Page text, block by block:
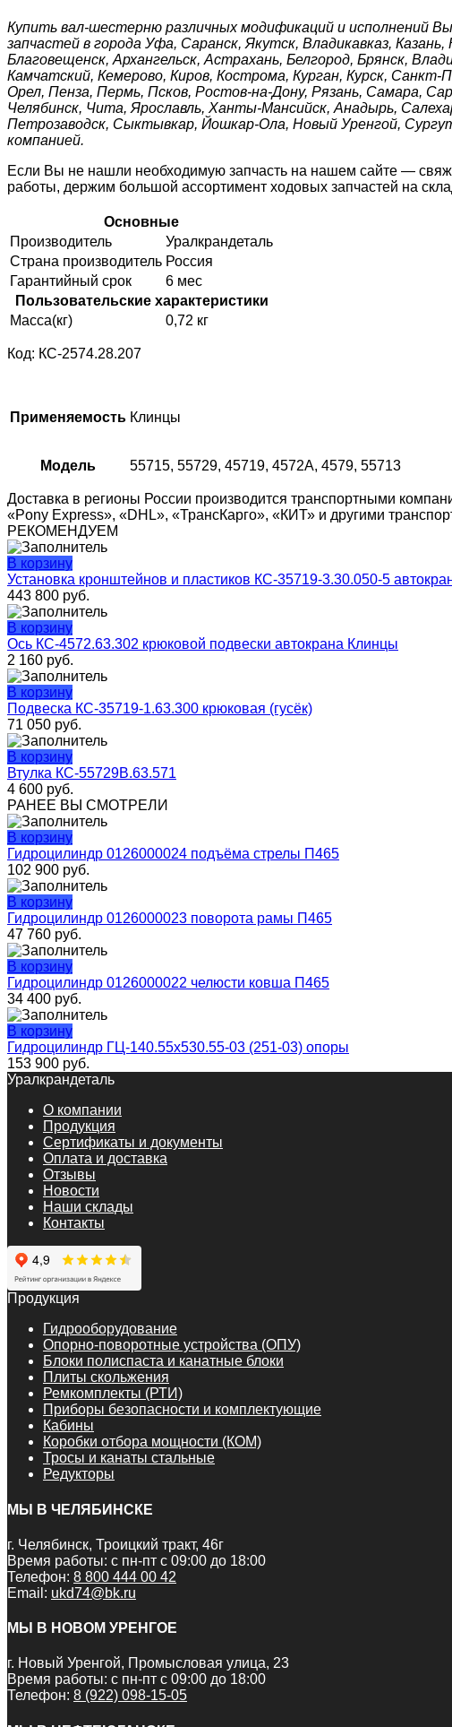
Купить вал-шестерню различных модификаций и исполнений
запчастей в города Уфа, Саранск, Якутск, Владикавказ,
Благовещенск, Архангельск, Астрахань, Белгород, Брянск,
Камчатский, Кемерово, Киров, Кострома, Курган, Курск,
Орел, Пенза, Пермь, Псков, Ростов-на-Дону, Рязань, Самара,
Челябинск, Чита, Ярославль, Ханты-Мансийск, Анадырь,
Петрозаводск, Сыктывкар, Йошкар-Ола, Новый Уренгой,
компанией.
Если Вы не нашли необходимую запчасть на нашем сайте —
работы, держим большой ассортимент ходовых запчастей на
Основные
Производитель
Уралкрандеталь
Страна производитель Россия
Гарантийный срок
6 мес
Пользовательские характеристики
Масса(кг)
0,72 кг
Код: КС-2574.28.207
Применяемость Клинцы
Модель 55715, 55729, 45719, 4572А, 4579, 55713
Доставка в регионы России производится транспортными
«Pony Express», «DHL», «ТрансКарго», «КИТ» и другими
РЕКОМЕНДУЕМ
В корзину
Установка кронштейнов и пластиков КС-35719-3.30.050-5
443 800 руб.
В корзину
Ось КС-4572.63.302 крюковой подвески автокрана Клинцы
2 160 руб.
В корзину
Подвеска КС-35719-1.63.300 крюковая (гусёк)
71 050 руб.
В корзину
Втулка КС-55729В.63.571
4 600 руб.
РАНЕЕ ВЫ СМОТРЕЛИ
В корзину
Гидроцилиндр 0126000024 подъёма стрелы П465
102 900 руб.
В корзину
Гидроцилиндр 0126000023 поворота рамы П465
47 760 руб.
В корзину
Гидроцилиндр 0126000022 челюсти ковша П465
34 400 руб.
В корзину
Гидроцилиндр ГЦ-140.55х530.55-03 (251-03) опоры
153 900 руб.
Уралкрандеталь
О компании
Продукция
Сертификаты и документы
Оплата и доставка
Отзывы
Новости
Наши склады
Контакты
Продукция
Гидрооборудование
Опорно-поворотные устройства (ОПУ)
Блоки полиспаста и канатные блоки
Плиты скольжения
Ремкомплекты (РТИ)
Приборы безопасности и комплектующие
Кабины
Коробки отбора мощности (КОМ)
Тросы и канаты стальные
Редукторы
МЫ В ЧЕЛЯБИНСКЕ
г. Челябинск, Троицкий тракт, 46г
Время работы: с пн-пт с 09:00 до 18:00
Телефон: 8 800 444 00 42
Email: ukd74@bk.ru
МЫ В НОВОМ УРЕНГОЕ
г. Новый Уренгой, Промысловая улица, 23
Время работы: с пн-пт с 09:00 до 18:00
Телефон: 8 (922) 098-15-05